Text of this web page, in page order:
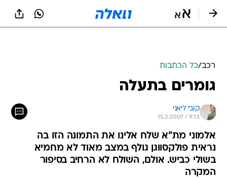
רכב/כל הכתבות
גומרים בתעלה
קובי ליאני
15.2.2007 / 9:13
אלמוני מת"א שלח אלינו את התמונה הזו בה
נראית פולקסווגן גולף במצב מאוד לא מחמיא
בשולי כביש. אולם, השולח לא הרחיב בסיפור
המקרה